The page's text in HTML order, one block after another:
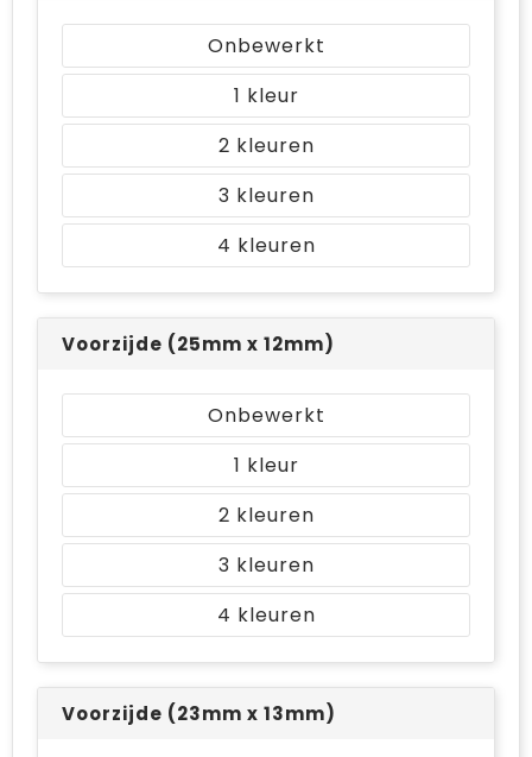
Bodywarmers
Ondergoed en Sokken
Ademhalingsbescherming
Jute tassen
Laptop hoezen en tassen
Schoudertassen
Tablettassen
Onbewerkt
1
2
3
4
Voorzijde (25mm x 12mm)
Onbewerkt
1
2
3
4
Voorzijde (23mm x 13mm)